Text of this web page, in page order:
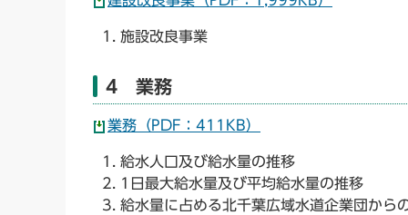
施設改良事業
4 業務
業務（PDF：411KB）
給水人口及び給水量の推移
1日最大給水量及び平均給水量の推移
給水量に占める北千葉広域水道企業団から